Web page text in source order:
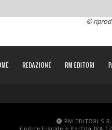
ben progettati e fatti per
vengono restituiti, lavati in
un prodotto di qualità
©
REDAZIONE RM EDITORI
RM EDITORI
Codice Fiscale e Partita IVA